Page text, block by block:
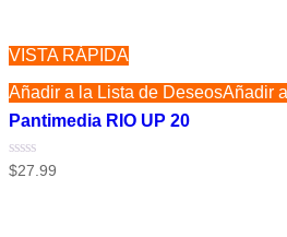
VISTA RÁPIDA
Añadir a la Lista de DeseosAñadir
Pantimedia RIO UP 20
Valorado
$27.99